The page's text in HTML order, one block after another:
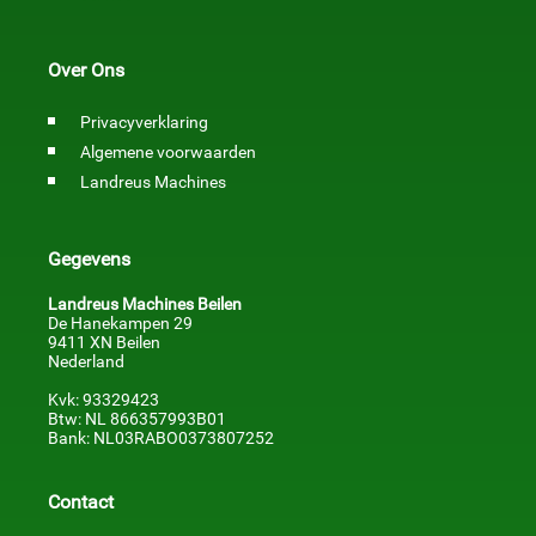
Over Ons
Privacyverklaring
Algemene voorwaarden
Landreus Machines
Gegevens
Landreus Machines Beilen
De Hanekampen 29
9411 XN Beilen
Nederland
Kvk: 93329423
Btw: NL 866357993B01
Bank: NL03RABO0373807252
Contact